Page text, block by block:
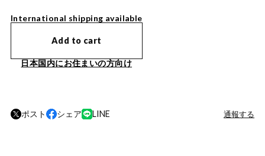
International shipping available
Add to cart
日本国内にお住まいの方向け
ポスト シェア LINE 通報する